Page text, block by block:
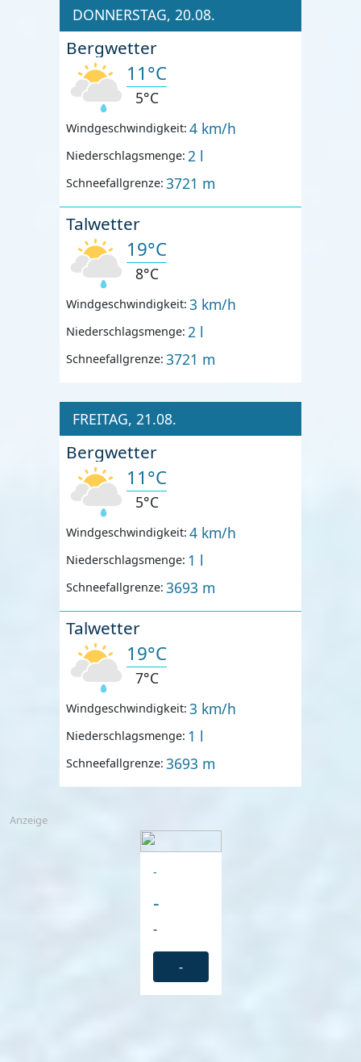
DONNERSTAG, 20.08.
Bergwetter
11°C
5°C
Windgeschwindigkeit: 4 km/h
Niederschlagsmenge: 2 l
Schneefallgrenze: 3721 m
Talwetter
19°C
8°C
Windgeschwindigkeit: 3 km/h
Niederschlagsmenge: 2 l
Schneefallgrenze: 3721 m
FREITAG, 21.08.
Bergwetter
11°C
5°C
Windgeschwindigkeit: 4 km/h
Niederschlagsmenge: 1 l
Schneefallgrenze: 3693 m
Talwetter
19°C
7°C
Windgeschwindigkeit: 3 km/h
Niederschlagsmenge: 1 l
Schneefallgrenze: 3693 m
Anzeige
-
-
-
-